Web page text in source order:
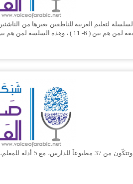
لتعليم العربية للناطقين بغيرها من
هم بين ( 11- 17 ) .